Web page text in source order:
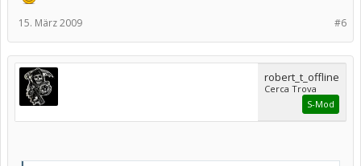
#6
15. März 2009
robert_t_offline
Cerca Trova
S-Mod